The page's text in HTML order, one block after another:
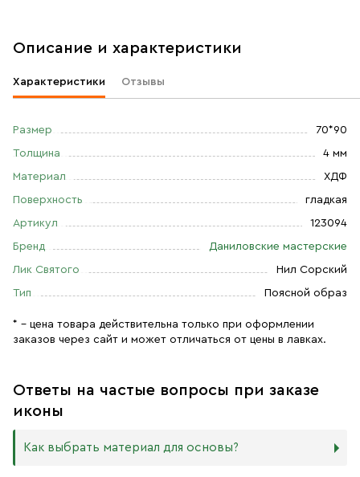
Описание и характеристики
Характеристики Отзывы
Размер 70*90
Толщина 4 мм
Материал ХДФ
Поверхность гладкая
Артикул 123094
Бренд Даниловские мастерские
Лик Святого Нил Сорский
Тип Поясной образ
* – цена товара действительна только при оформлении
заказов через сайт и может отличаться от цены в лавках.
Ответы на частые вопросы при заказе
иконы
Как выбрать материал для основы?